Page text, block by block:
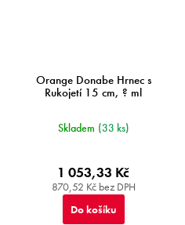
Orange Donabe Hrnec s
Rukojetí 15 cm, ? ml
Skladem (33 ks)
870,52 Kč bez DPH
1 053,33 Kč
Do košíku